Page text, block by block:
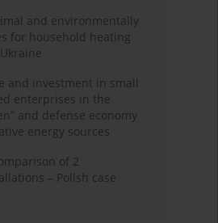
and environmentally
for household heating
and investment in small
enterprises in the
and defense economy
energy sources
of 2
– Polish case